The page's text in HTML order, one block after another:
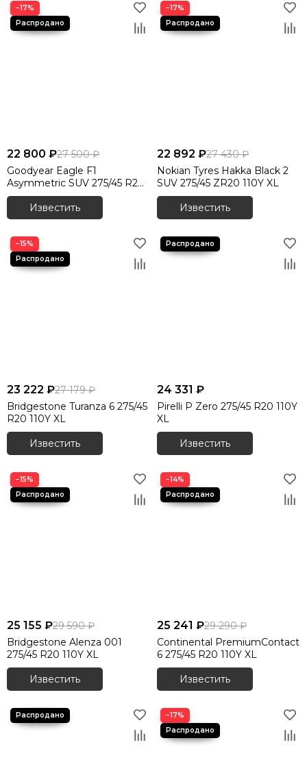
−17%
22 800 ₽27 500 ₽
Goodyear Eagle F1
Asymmetric SUV 275/45 R20
110W XL
Известить
−17%
22 892 ₽27 430 ₽
Nokian Tyres Hakka Black 2
SUV 275/45 ZR20 110Y XL
Известить
−15%
23 222 ₽27 179 ₽
Bridgestone Turanza 6 275/45
R20 110Y XL
Известить
24 331 ₽
Pirelli P Zero 275/45 R20 110Y
XL
Известить
−15%
25 155 ₽29 590 ₽
Bridgestone Alenza 001
275/45 R20 110Y XL
Известить
−14%
25 241 ₽29 290 ₽
Continental PremiumContact
6 275/45 R20 110Y XL
Известить
−17%